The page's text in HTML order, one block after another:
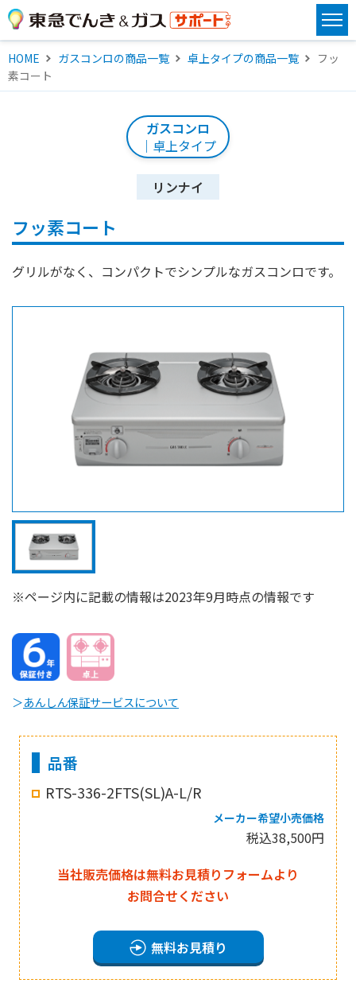
HOME ガスコンロの商品一覧 卓上タイプの商品一覧
フッ
素コート
ガスコンロ
｜卓上タイプ
リンナイ
フッ素コート
グリルがなく、コンパクトでシンプルなガスコンロです。
※ページ内に記載の情報は2023年9月時点の情報です
＞あんしん保証サービスについて
品番
RTS-336-2FTS(SL)A-L/R
メーカー希望小売価格
税込38,500円
当社販売価格は無料お見積りフォームより
お問合せください
無料お見積り